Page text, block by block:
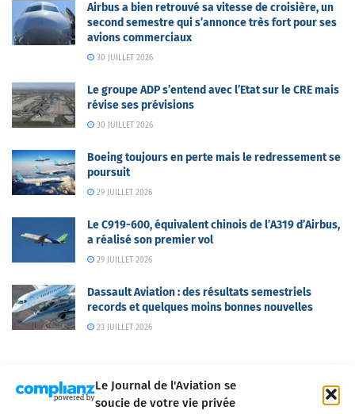
Le Journal de l'Aviation se
soucie de votre vie privée
Airbus a bien retrouvé sa vitesse de croisière, un
second semestre qui s’annonce très fort pour ses
avions commerciaux
30 JUILLET 2026
Le groupe ADP s’entend avec l’Etat sur le CRE mais
révise ses prévisions
30 JUILLET 2026
Boeing toujours en perte mais le redressement se
poursuit
29 JUILLET 2026
Le C919-600, équivalent chinois de l’A319 d’Airbus,
a réalisé son premier vol
29 JUILLET 2026
Dassault Aviation : des résultats semestriels
records et quelques moins bonnes nouvelles
23 JUILLET 2026